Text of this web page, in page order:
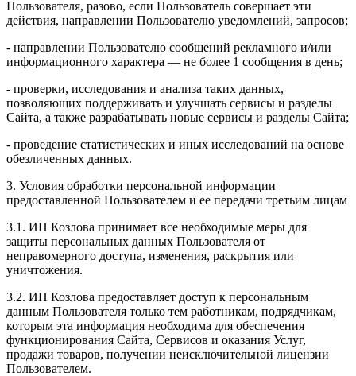
Пользователя, разово, если Пользователь совершает эти
действия, направлении Пользователю уведомлений, запросов;
- направлении Пользователю сообщений рекламного и/или
информационного характера — не более 1 сообщения в день;
- проверки, исследования и анализа таких данных,
позволяющих поддерживать и улучшать сервисы и разделы
Сайта, а также разрабатывать новые сервисы и разделы Сайта;
- проведение статистических и иных исследований на основе
обезличенных данных.
3. Условия обработки персональной информации
предоставленной Пользователем и ее передачи третьим лицам
3.1. ИП Козлова принимает все необходимые меры для
защиты персональных данных Пользователя от
неправомерного доступа, изменения, раскрытия или
уничтожения.
3.2. ИП Козлова предоставляет доступ к персональным
данным Пользователя только тем работникам, подрядчикам,
которым эта информация необходима для обеспечения
функционирования Сайта, Сервисов и оказания Услуг,
продажи товаров, получении неисключительной лицензии
Пользователем.